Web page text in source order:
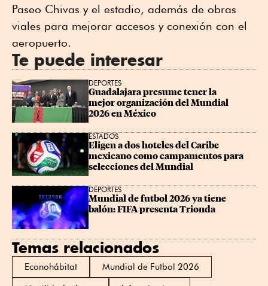
Paseo Chivas y el estadio, además de obras
viales para mejorar accesos y conexión con el
aeropuerto.
Te puede interesar
DEPORTES
Guadalajara presume tener la
mejor organización del Mundial
2026 en México
ESTADOS
Eligen a dos hoteles del Caribe
mexicano como campamentos para
selecciones del Mundial
DEPORTES
Mundial de futbol 2026 ya tiene
balón: FIFA presenta Trionda
Temas relacionados
Econohábitat
Mundial de Futbol 2026